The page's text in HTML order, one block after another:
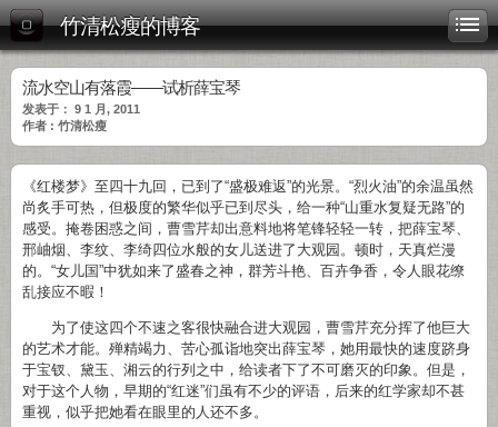
竹清松瘦的博客
流水空山有落霞——试析薛宝琴
发表于： 9 1 月, 2011
作者 : 竹清松瘦
《红楼梦》至四十九回，已到了“盛极难返”的光景。“烈火油”的余温虽然
尚炙手可热，但极度的繁华似乎已到尽头，给一种“山重水复疑无路”的
感受。掩卷困惑之间，曹雪芹却出意料地将笔锋轻轻一转，把薛宝琴、
邢岫烟、李纹、李绮四位水般的女儿送进了大观园。顿时，天真烂漫
的。“女儿国”中犹如来了盛春之神，群芳斗艳、百卉争香，令人眼花缭
乱接应不暇！
为了使这四个不速之客很快融合进大观园，曹雪芹充分挥了他巨大
的艺术才能。殚精竭力、苦心孤诣地突出薛宝琴，她用最快的速度跻身
于宝钗、黛玉、湘云的行列之中，给读者下了不可磨灭的印象。但是，
对于这个人物，早期的“红迷”们虽有不少的评语，后来的红学家却不甚
重视，似乎把她看在眼里的人还不多。